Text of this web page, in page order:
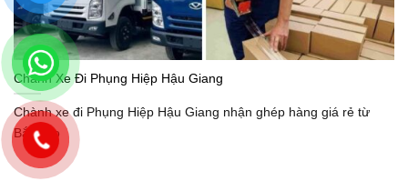
Chành Xe Đi Phụng Hiệp Hậu Giang
Chành xe đi Phụng Hiệp Hậu Giang nhận ghép hàng giá rẻ từ
Bắc vào